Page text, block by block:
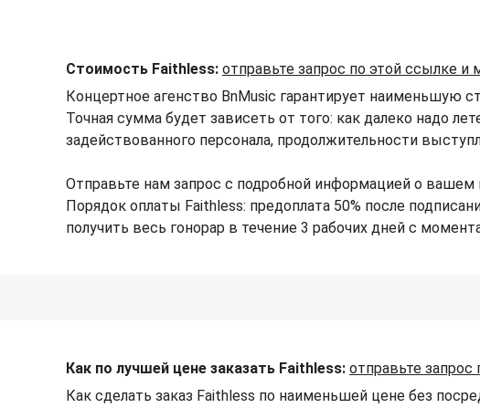
Стоимость Faithless: отправьте запрос по этой ссылке
Концертное агенство BnMusic гарантирует наименьшую
Точная сумма будет зависеть от того: как далеко надо
задействованного персонала, продолжительности
Отправьте нам запрос с подробной информацией о
Порядок оплаты Faithless: предоплата 50% после
получить весь гонорар в течение 3 рабочих дней с
Как по лучшей цене заказать Faithless: отправьте
Как сделать заказ Faithless по наименьшей цене без